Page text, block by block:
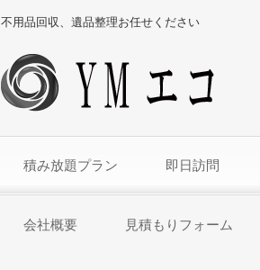
不用品回収、遺品整理お任せください
積み放題プラン 即日訪問
会社概要 見積もりフォーム